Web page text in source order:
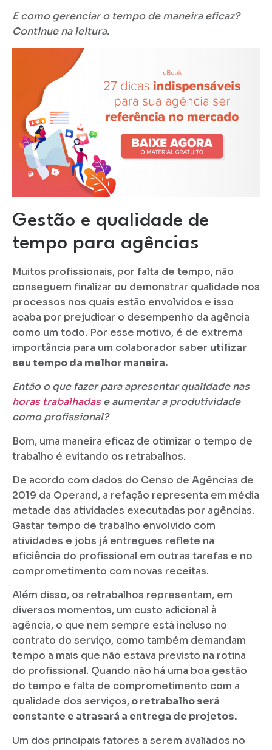
E como gerenciar o tempo de maneira eficaz?
Continue na leitura.
Gestão e qualidade de
tempo para agências
Muitos profissionais, por falta de tempo, não
conseguem finalizar ou demonstrar qualidade nos
processos nos quais estão envolvidos e isso
acaba por prejudicar o desempenho da agência
como um todo. Por esse motivo, é de extrema
importância para um colaborador saber utilizar
seu tempo da melhor maneira.
Então o que fazer para apresentar qualidade nas
horas trabalhadase aumentar a produtividade
como profissional?
Bom, uma maneira eficaz de otimizar o tempo de
trabalho é evitando os retrabalhos.
De acordo com dados do Censo de Agências de
2019 da Operand, a refação representa em média
metade das atividades executadas por agências.
Gastar tempo de trabalho envolvido com
atividades e jobs já entregues reflete na
eficiência do profissional em outras tarefas e no
comprometimento com novas receitas.
Além disso, os retrabalhos representam, em
diversos momentos, um custo adicional à
agência, o que nem sempre está incluso no
contrato do serviço, como também demandam
tempo a mais que não estava previsto na rotina
do profissional. Quando não há uma boa gestão
do tempo e falta de comprometimento com a
qualidade dos serviços,o retrabalho será
constante e atrasará a entrega de projetos.
Um dos principais fatores a serem avaliados no